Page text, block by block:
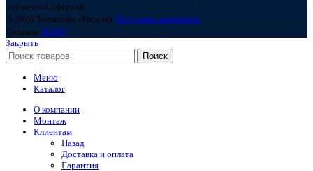
публичной офертой.
© 2026 Теплоплас (Россия). Все права защищены.
Создано BOND
Закрыть
Поиск
Меню
Каталог
О компании
Монтаж
Клиентам
Назад
Доставка и оплата
Гарантия